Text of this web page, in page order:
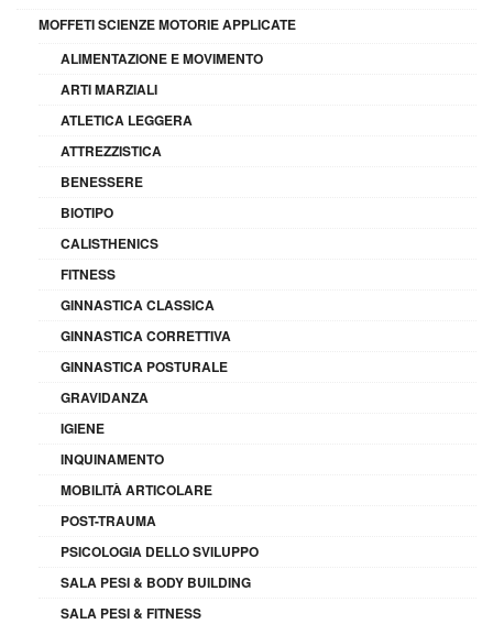
MOFFETI SCIENZE MOTORIE APPLICATE
ALIMENTAZIONE E MOVIMENTO
ARTI MARZIALI
ATLETICA LEGGERA
ATTREZZISTICA
BENESSERE
BIOTIPO
CALISTHENICS
FITNESS
GINNASTICA CLASSICA
GINNASTICA CORRETTIVA
GINNASTICA POSTURALE
GRAVIDANZA
IGIENE
INQUINAMENTO
MOBILITÀ ARTICOLARE
POST-TRAUMA
PSICOLOGIA DELLO SVILUPPO
SALA PESI & BODY BUILDING
SALA PESI & FITNESS